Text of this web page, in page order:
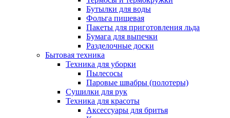
Бутылки для воды
Фольга пищевая
Пакеты для приготовления льда
Бумага для выпечки
Разделочные доски
Бытовая техника
Техника для уборки
Пылесосы
Паровые швабры (полотеры)
Сушилки для рук
Техника для красоты
Аксессуары для бритья